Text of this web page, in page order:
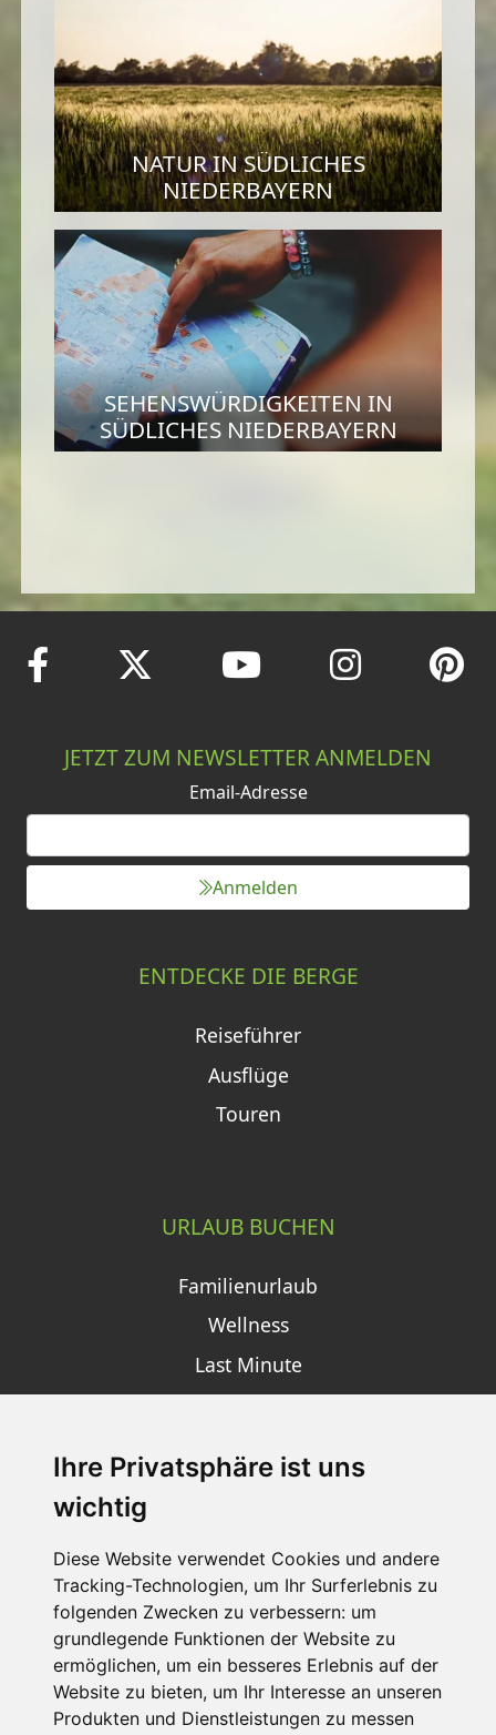
Ihre Privatsphäre ist uns
wichtig
Diese Website verwendet Cookies und andere
Tracking-Technologien, um Ihr Surferlebnis zu
folgenden Zwecken zu verbessern: um
grundlegende Funktionen der Website zu
ermöglichen, um ein besseres Erlebnis auf der
Website zu bieten, um Ihr Interesse an unseren
Produkten und Dienstleistungen zu messen
NATUR IN SÜDLICHES
NIEDERBAYERN
SEHENSWÜRDIGKEITEN IN
SÜDLICHES NIEDERBAYERN
JETZT ZUM NEWSLETTER ANMELDEN
Email-Adresse
Anmelden
ENTDECKE DIE BERGE
Reiseführer
Ausflüge
Touren
URLAUB BUCHEN
Familienurlaub
Wellness
Last Minute
SCHNEEHÖHEN SKI APP
Die Schneehoehen Ski APP für iOS und Android - Ein
Muss für alle Wintersportler und Schneefreaks!